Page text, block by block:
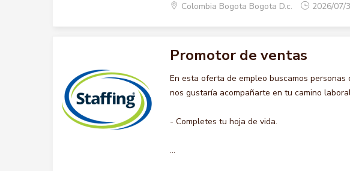
Colombia Bogota Bogota D.c. 2026/07/
Promotor de ventas
En esta oferta de empleo buscamos personas
nos gustaría acompañarte en tu camino
- Completes tu hoja de vida.
...